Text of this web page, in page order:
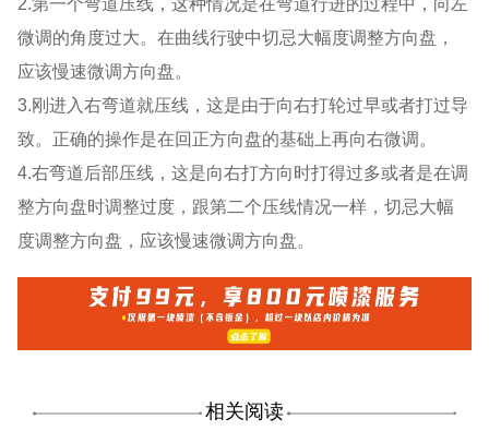
微调的角度过大。在曲线行驶中切忌大幅度调整方向盘，
应该慢速微调方向盘。
3.刚进入右弯道就压线，这是由于向右打轮过早或者打过导
致。正确的操作是在回正方向盘的基础上再向右微调。
4.右弯道后部压线，这是向右打方向时打得过多或者是在调
整方向盘时调整过度，跟第二个压线情况一样，切忌大幅
度调整方向盘，应该慢速微调方向盘。
相关阅读